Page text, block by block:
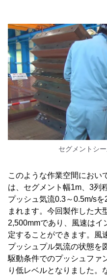
セグメントシ
このような作業空間におい
は、セグメント幅1m、3列
プッシュ気流0.3～0.5m/s
まれます。今回製作した大
2,500mmであり、風速はイ
定することができます。風
プッシュプル気流の状態を
駆動条件でのプッシュファ
り低レベルとなりました。